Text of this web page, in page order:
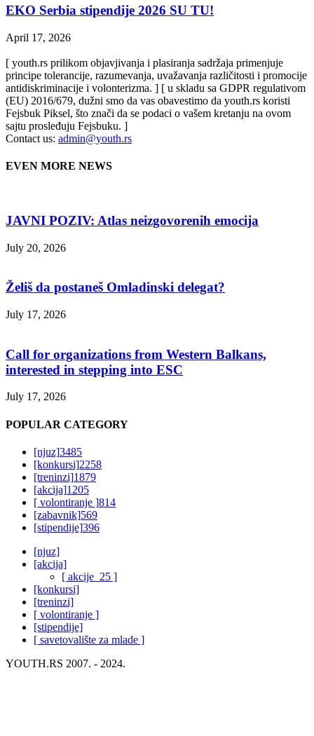
EKO Serbia stipendije 2026 SU TU!
April 17, 2026
[ youth.rs prilikom objavjivanja i plasiranja sadržaja primenjuje
principe tolerancije, razumevanja, uvažavanja različitosti i promocije
antidiskriminacije i volonterizma. ] [ u skladu sa GDPR regulativom
(EU) 2016/679, dužni smo da vas obavestimo da youth.rs koristi
Fejsbuk Piksel, što znači da se podaci o vašem kretanju na ovom
sajtu prosleđuju Fejsbuku. ]
Contact us: admin@youth.rs
EVEN MORE NEWS
JAVNI POZIV: Atlas neizgovorenih emocija
July 20, 2026
Želiš da postaneš Omladinski delegat?
July 17, 2026
Call for organizations from Western Balkans,
interested in stepping into ESC
July 17, 2026
POPULAR CATEGORY
[njuz]3485
[konkursi]2258
[treninzi]1879
[akcija]1205
[ volontiranje ]814
[zabavnik]569
[stipendije]396
[njuz]
[akcija]
[ akcije_25 ]
[konkursi]
[treninzi]
[ volontiranje ]
[stipendije]
[ savetovalište za mlade ]
YOUTH.RS 2007. - 2024.